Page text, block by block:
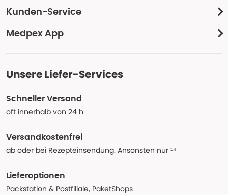
Kunden-Service
Medpex App
Unsere Liefer-Services
Schneller Versand
oft innerhalb von 24 h
Versandkostenfrei
ab oder bei Rezepteinsendung. Ansonsten nur ¹⁴
Lieferoptionen
Packstation & Postfiliale, PaketShops